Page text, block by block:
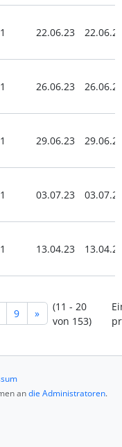
1 22.06.23
1 26.06.23
1 29.06.23
1 03.07.23
1 13.04.23
9 »
(11 - 20
von 153)
andie Administratoren.